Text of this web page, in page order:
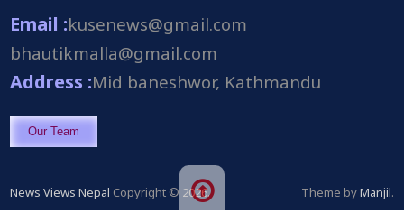
Email :kusenews@gmail.com
bhautikmalla@gmail.com
Address :Mid baneshwor, Kathmandu
Our Team
News Views Nepal Copyright © 2026. Theme byManjil.